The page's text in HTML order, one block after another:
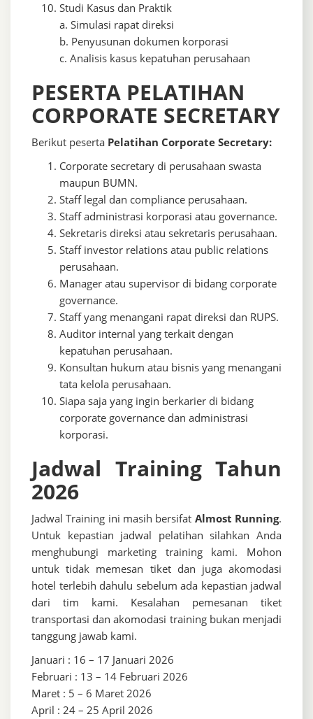
Studi Kasus dan Praktik
a. Simulasi rapat direksi
b. Penyusunan dokumen korporasi
c. Analisis kasus kepatuhan perusahaan
PESERTA PELATIHAN
CORPORATE SECRETARY
Berikut peserta Pelatihan Corporate Secretary:
Corporate secretary di perusahaan swasta
maupun BUMN.
Staff legal dan compliance perusahaan.
Staff administrasi korporasi atau governance.
Sekretaris direksi atau sekretaris perusahaan.
Staff investor relations atau public relations
perusahaan.
Manager atau supervisor di bidang corporate
governance.
Staff yang menangani rapat direksi dan RUPS.
Auditor internal yang terkait dengan
kepatuhan perusahaan.
Konsultan hukum atau bisnis yang menangani
tata kelola perusahaan.
Siapa saja yang ingin berkarier di bidang
corporate governance dan administrasi
korporasi.
Jadwal Training Tahun
2026
Jadwal Training ini masih bersifat Almost Running.
Untuk kepastian jadwal pelatihan silahkan Anda
menghubungi marketing training kami. Mohon
untuk tidak memesan tiket dan juga akomodasi
hotel terlebih dahulu sebelum ada kepastian jadwal
dari tim kami. Kesalahan pemesanan tiket
transportasi dan akomodasi training bukan menjadi
tanggung jawab kami.
Januari : 16 – 17 Januari 2026
Februari : 13 – 14 Februari 2026
Maret : 5 – 6 Maret 2026
April : 24 – 25 April 2026